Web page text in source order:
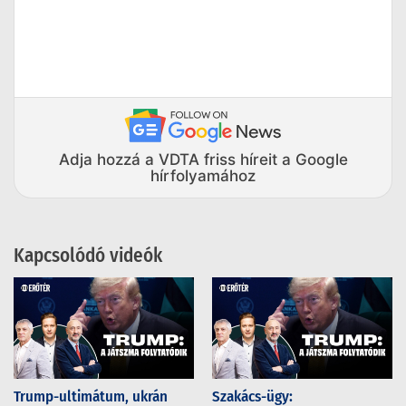
Adja hozzá a VDTA friss híreit a Google
hírfolyamához
Kapcsolódó videók
Trump-ultimátum, ukrán
Szakács-ügy: